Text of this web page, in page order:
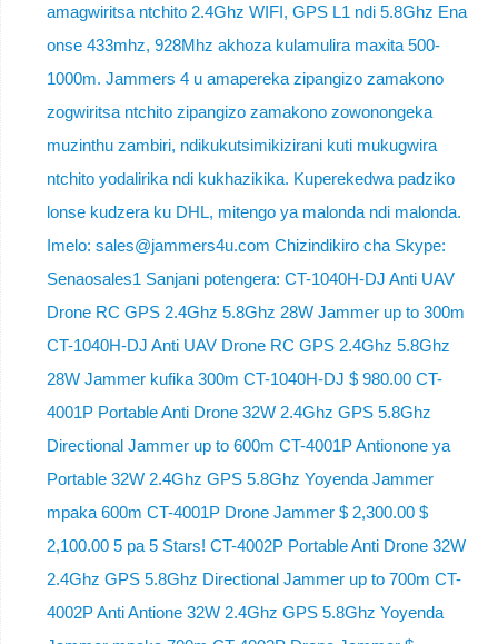
amagwiritsa ntchito 2.4Ghz WIFI, GPS L1 ndi 5.8Ghz Ena
onse 433mhz, 928Mhz akhoza kulamulira maxita 500-
1000m. Jammers 4 u amapereka zipangizo zamakono
zogwiritsa ntchito zipangizo zamakono zowonongeka
muzinthu zambiri, ndikukutsimikizirani kuti mukugwira
ntchito yodalirika ndi kukhazikika. Kuperekedwa padziko
lonse kudzera ku DHL, mitengo ya malonda ndi malonda.
Imelo: sales@jammers4u.com Chizindikiro cha Skype:
Senaosales1 Sanjani potengera: CT-1040H-DJ Anti UAV
Drone RC GPS 2.4Ghz 5.8Ghz 28W Jammer up to 300m
CT-1040H-DJ Anti UAV Drone RC GPS 2.4Ghz 5.8Ghz
28W Jammer kufika 300m CT-1040H-DJ $ 980.00 CT-
4001P Portable Anti Drone 32W 2.4Ghz GPS 5.8Ghz
Directional Jammer up to 600m CT-4001P Antionone ya
Portable 32W 2.4Ghz GPS 5.8Ghz Yoyenda Jammer
mpaka 600m CT-4001P Drone Jammer $ 2,300.00 $
2,100.00 5 pa 5 Stars! CT-4002P Portable Anti Drone 32W
2.4Ghz GPS 5.8Ghz Directional Jammer up to 700m CT-
4002P Anti Antione 32W 2.4Ghz GPS 5.8Ghz Yoyenda